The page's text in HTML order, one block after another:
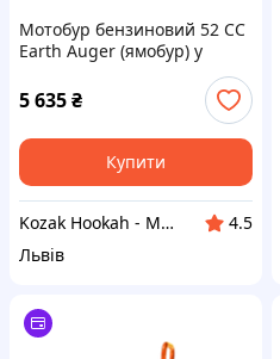
Мотобур бензиновий 52 СС
Earth Auger (ямобур) у
буром і набором
інструментів Топ продаж
5 635₴
Купити
Kozak Hookah - Магазин техніки та аксесуарів
4.5
Львів